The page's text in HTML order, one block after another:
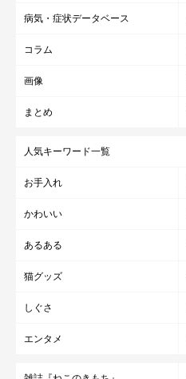
病気・症状データベース
コラム
画像
まとめ
人気キーワード一覧
お手入れ
かわいい
あるある
猫グッズ
しぐさ
エンタメ